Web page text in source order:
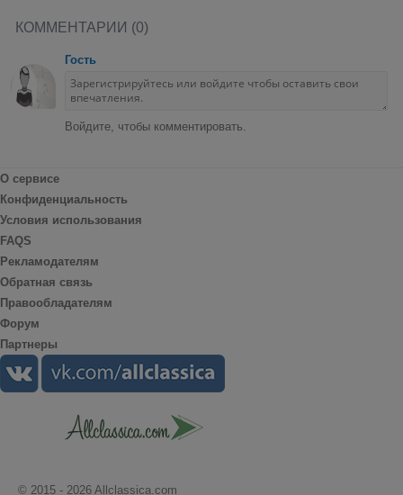
КОММЕНТАРИИ (0)
Гость
Войдите, чтобы комментировать.
О сервисе
Конфиденциальность
Условия использования
FAQS
Рекламодателям
Обратная связь
Правообладателям
Форум
Партнеры
© 2015 - 2026 Allclassica.com